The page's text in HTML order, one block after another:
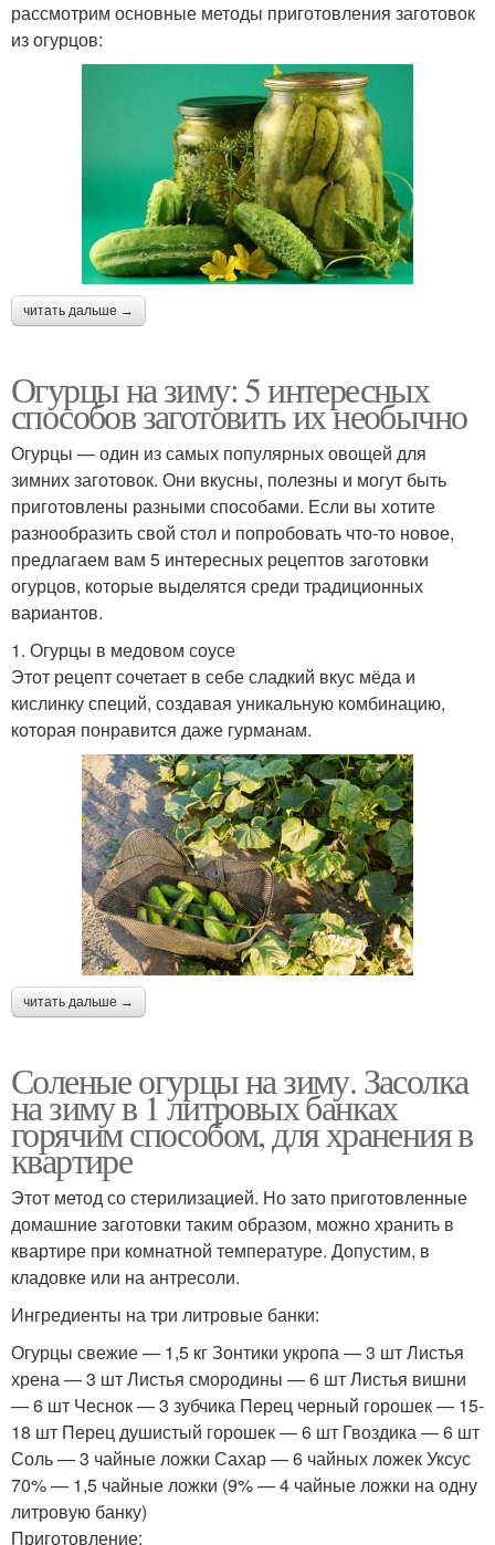
рассмотрим основные методы приготовления заготовок
из огурцов:
читать дальше →
Огурцы на зиму: 5 интересных
способов заготовить их необычно
Огурцы — один из самых популярных овощей для
зимних заготовок. Они вкусны, полезны и могут быть
приготовлены разными способами. Если вы хотите
разнообразить свой стол и попробовать что-то новое,
предлагаем вам 5 интересных рецептов заготовки
огурцов, которые выделятся среди традиционных
вариантов.
1. Огурцы в медовом соусе
Этот рецепт сочетает в себе сладкий вкус мёда и
кислинку специй, создавая уникальную комбинацию,
которая понравится даже гурманам.
читать дальше →
Соленые огурцы на зиму. Засолка
на зиму в 1 литровых банках
горячим способом, для хранения в
квартире
Этот метод со стерилизацией. Но зато приготовленные
домашние заготовки таким образом, можно хранить в
квартире при комнатной температуре. Допустим, в
кладовке или на антресоли.
Ингредиенты на три литровые банки:
Огурцы свежие — 1,5 кг Зонтики укропа — 3 шт Листья
хрена — 3 шт Листья смородины — 6 шт Листья вишни
— 6 шт Чеснок — 3 зубчика Перец черный горошек — 15-
18 шт Перец душистый горошек — 6 шт Гвоздика — 6 шт
Соль — 3 чайные ложки Сахар — 6 чайных ложек Уксус
70% — 1,5 чайные ложки (9% — 4 чайные ложки на одну
литровую банку)
Приготовление: